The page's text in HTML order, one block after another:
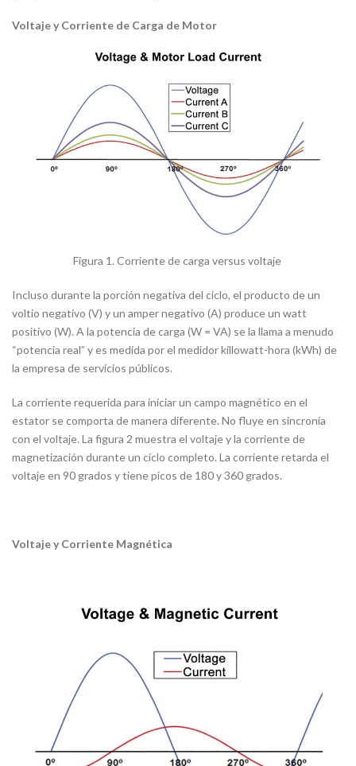
Voltaje y Corriente de Carga de Motor
Figura 1. Corriente de carga versus voltaje
Incluso durante la porción negativa del ciclo, el producto de un
voltio negativo (V) y un amper negativo (A) produce un watt
positivo (W). A la potencia de carga (W = VA) se la llama a menudo
“potencia real” y es medida por el medidor killowatt-hora (kWh) de
la empresa de servicios públicos.
La corriente requerida para iniciar un campo magnético en el
estator se comporta de manera diferente. No fluye en sincronía
con el voltaje. La figura 2 muestra el voltaje y la corriente de
magnetización durante un ciclo completo. La corriente retarda el
voltaje en 90 grados y tiene picos de 180 y 360 grados.
Voltaje y Corriente Magnética